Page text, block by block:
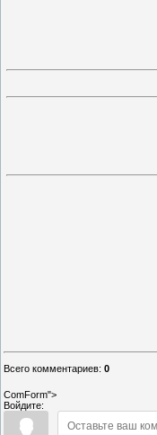
Всего комментариев: 0
ComForm">
Войдите: